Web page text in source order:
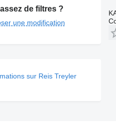
de filtres ?
une modification
sur Reis Treyler